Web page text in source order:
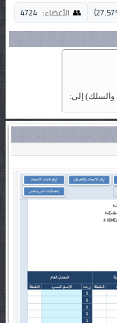
👥 الأعضاء: 4724
والسلك) إلى: